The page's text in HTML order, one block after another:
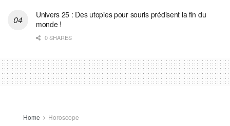
Univers 25 : Des utopies pour souris prédisent la fin du
monde !
0 SHARES
Home Horoscope